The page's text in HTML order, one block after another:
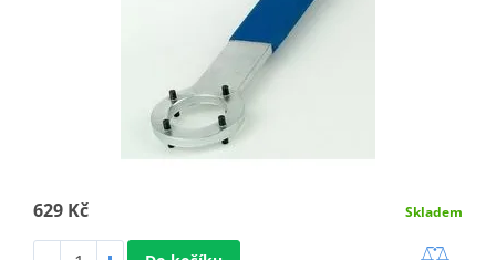
629 Kč Skladem